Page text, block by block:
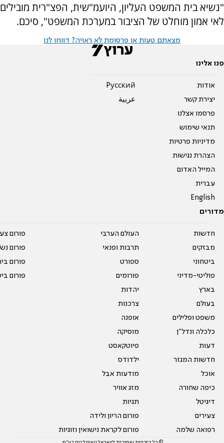
"נשיא בית המשפט העליון, היועמ"שית, הפצ"רית מובילים
לאי אמון מוחלט של הציבור במערכת המשפט", סיכם.
מצאתם טעות או פרסומת לא ראויה? דווחו לנו
פנו אלינו
אודות
יצירת קשר
פרסמו אצלנו
תנאי שימוש
מדיניות פרטיות
הצהרת נגישות
המייל האדום
עברית
English
Pусский
عربية
מדורים
חדשות
מבזקים
ביטחוני
פוליטי-מדיני
בארץ
בעולם
משפט ופלילים
כלכלה ונדל"ן
דעות
חדשות המגזר
אוכל
כיפה שחורה
דיגיטל
צעירים
רפואה שלמה
העולם הערבי
תרבות ופנאי
ספורט
פורומים
יהדות
צרכנות
אופנה
מוסיקה
פיוטקאסט
ילדודס
מודעות אבל
מזג אוויר
תגיות
פורום הריון ולידה
פורום לקראת נישואין וזוגיות
פורום
פורום
פורום
פורום